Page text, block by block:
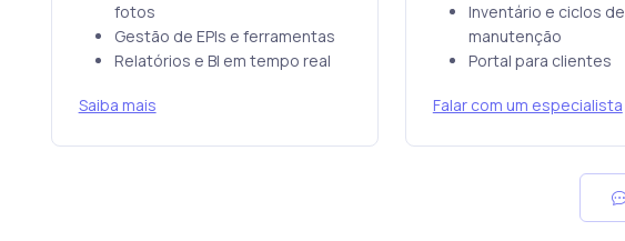
fotos
Gestão de EPIs e ferramentas
Relatórios e BI em tempo real
Saiba mais
Inventário e ciclos de
manutenção
Portal para clientes
Falar com um especialista